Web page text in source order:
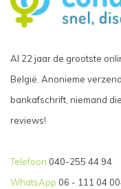
Al 22 jaar de grootste
België. Anonieme
bankafschrift, niemand
reviews!
Telefoon 040-255 44 94
WhatsApp 06 - 111 04